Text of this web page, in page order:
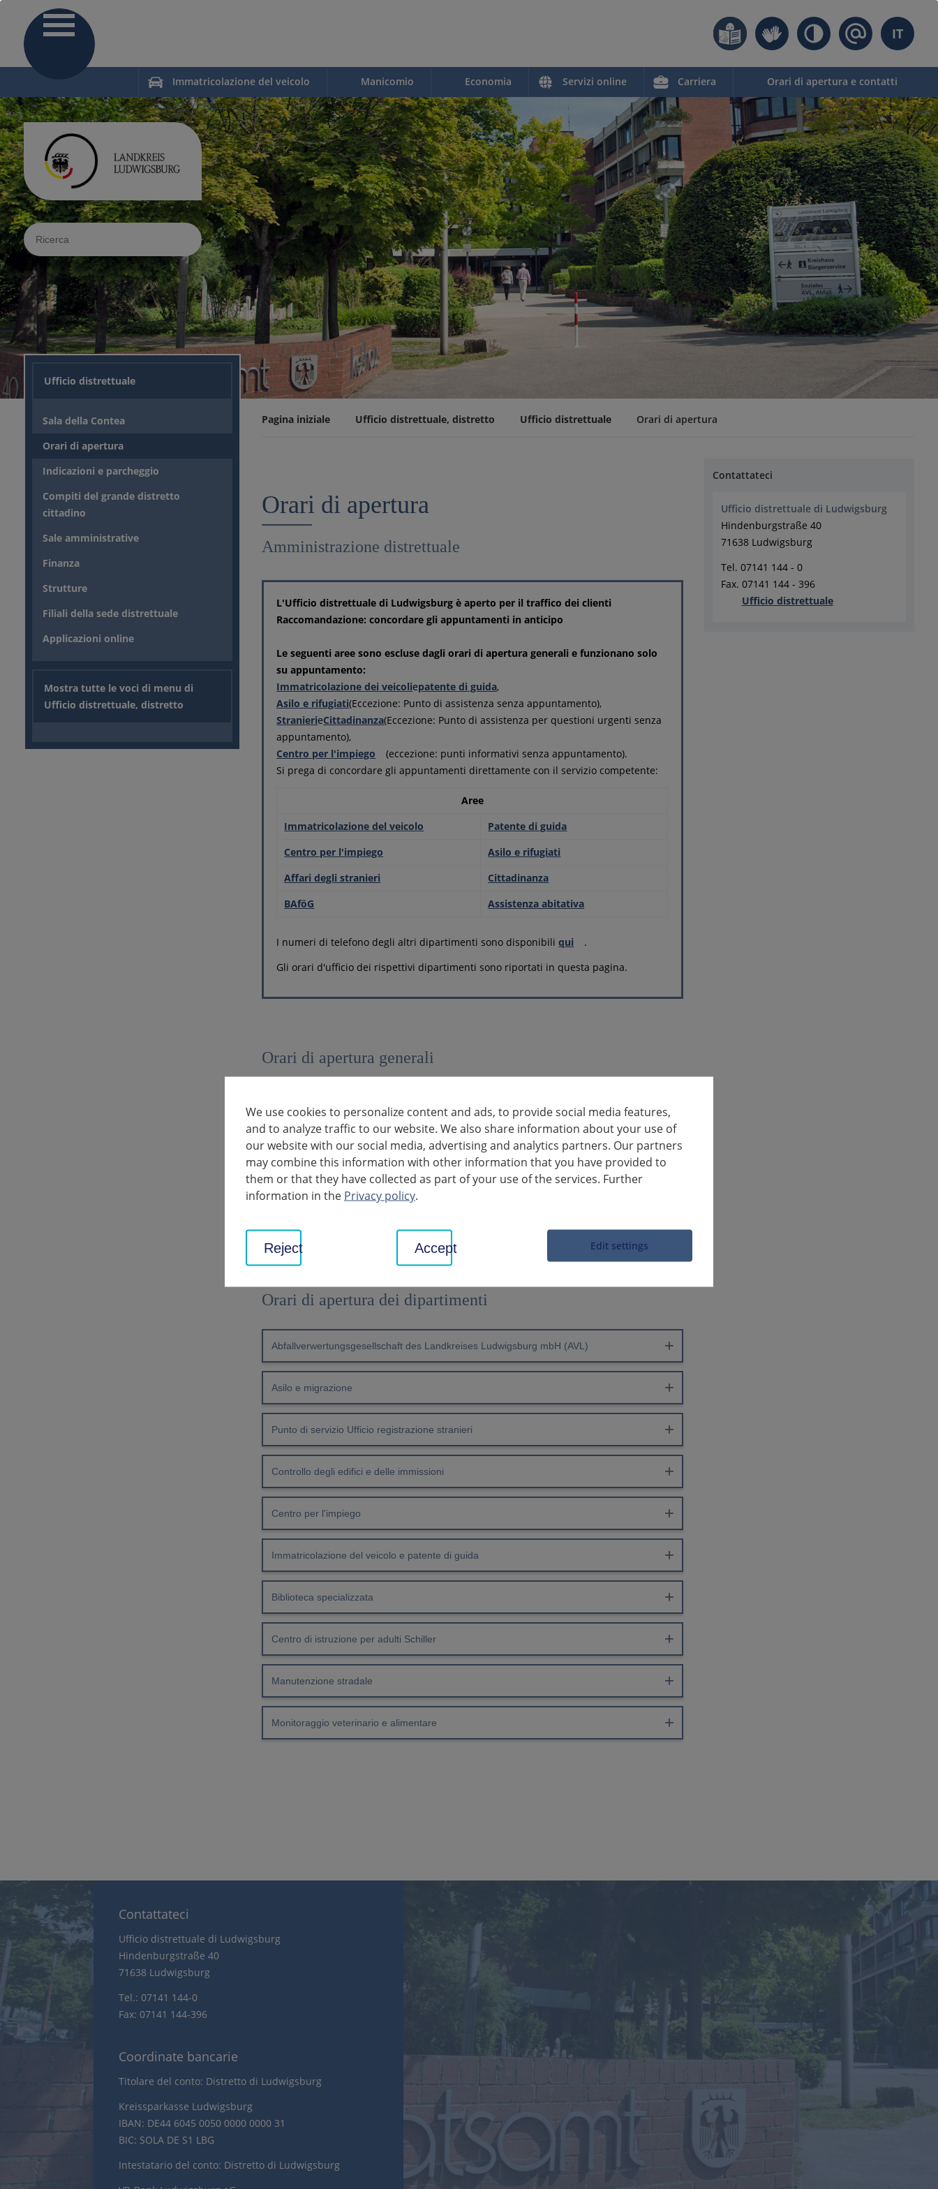
IT
Immatricolazione del veicolo Manicomio Economia Servizi online Carriera Orari di apertura e contatti
Sucheingabe
Ufficio distrettuale
Sala della Contea
Orari di apertura
Indicazioni e parcheggio
Compiti del grande distretto
cittadino
Sale amministrative
Finanza
Strutture
Filiali della sede distrettuale
Applicazioni online
Mostra tutte le voci di menu di
Ufficio distrettuale, distretto
Pagina iniziale Ufficio distrettuale, distretto Ufficio distrettuale Orari di apertura
Orari di apertura
Amministrazione distrettuale
L'Ufficio distrettuale di Ludwigsburg è aperto per il traffico dei clienti
Raccomandazione: concordare gli appuntamenti in anticipo
Le seguenti aree sono escluse dagli orari di apertura generali e funzionano solo
su appuntamento:
Immatricolazione dei veicoliepatente di guida,
Asilo e rifugiati(Eccezione: Punto di assistenza senza appuntamento),
StranierieCittadinanza(Eccezione: Punto di assistenza per questioni urgenti senza
appuntamento),
Centro per l'impiego
(eccezione: punti informativi senza appuntamento).
Si prega di concordare gli appuntamenti direttamente con il servizio competente:
Aree
Immatricolazione del veicolo
Patente di guida
Centro per l'impiego
Asilo e rifugiati
Affari degli stranieri
Cittadinanza
BAföG
Assistenza abitativa
I numeri di telefono degli altri dipartimenti sono disponibiliqui
.
Gli orari d'ufficio dei rispettivi dipartimenti sono riportati in questa pagina.
Orari di apertura generali
Lunedì - Venerdì
8:30 - 12:00
Lunedì - Lunedì
13:30 - 15:30
Giovedì
13:30 - 18:00
Orari di apertura dei dipartimenti
Abfallverwertungsgesellschaft des Landkreises Ludwigsburg mbH (AVL)
Asilo e migrazione
Punto di servizio Ufficio registrazione stranieri
Controllo degli edifici e delle immissioni
Centro per l'impiego
Immatricolazione del veicolo e patente di guida
Biblioteca specializzata
Centro di istruzione per adulti Schiller
Manutenzione stradale
Monitoraggio veterinario e alimentare
Contattateci
Ufficio distrettuale di Ludwigsburg
Hindenburgstraße 40
71638 Ludwigsburg
Tel. 07141 144 - 0
Fax. 07141 144 - 396
Ufficio distrettuale
Contattateci
Ufficio distrettuale di Ludwigsburg
Hindenburgstraße 40
71638 Ludwigsburg
Tel.: 07141 144-0
Fax: 07141 144-396
Coordinate bancarie
Titolare del conto: Distretto di Ludwigsburg
Kreissparkasse Ludwigsburg
IBAN: DE44 6045 0050 0000 0000 31
BIC: SOLA DE S1 LBG
Intestatario del conto: Distretto di Ludwigsburg
We use cookies to personalize content and ads, to provide social media features,
and to analyze traffic to our website. We also share information about your use of
our website with our social media, advertising and analytics partners. Our partners
may combine this information with other information that you have provided to
them or that they have collected as part of your use of the services. Further
information in the Privacy policy.
Edit settings
Reject Accept